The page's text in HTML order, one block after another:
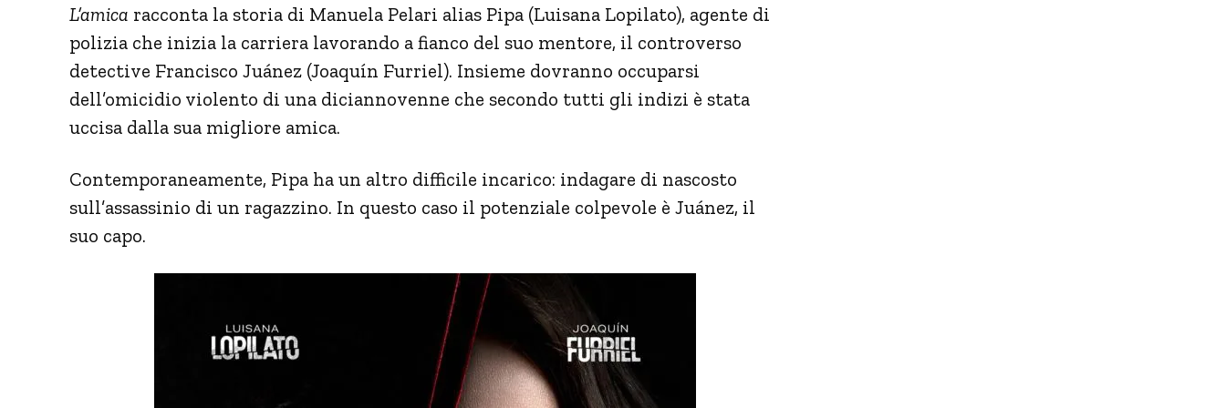
L’amica racconta la storia di Manuela Pelari alias Pipa (Luisana Lopilato), agente di
polizia che inizia la carriera lavorando a fianco del suo mentore, il controverso
detective Francisco Juánez (Joaquín Furriel). Insieme dovranno occuparsi
dell’omicidio violento di una diciannovenne che secondo tutti gli indizi è stata
uccisa dalla sua migliore amica.
Contemporaneamente, Pipa ha un altro difficile incarico: indagare di nascosto
sull’assassinio di un ragazzino. In questo caso il potenziale colpevole è Juánez, il
suo capo.